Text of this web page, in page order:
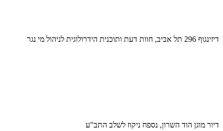
דיזינגוף 296 תל אביב, חוות דעת ותוכנית הידרולוגית לניהול מי נגר
דיור מוגן הוד השרון, נספח ניקוז לשלב התב"ע